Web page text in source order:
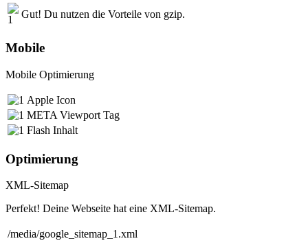
Gut! Du nutzen die Vorteile von gzip.
Mobile
Mobile Optimierung
Apple Icon
META Viewport Tag
Flash Inhalt
Optimierung
XML-Sitemap
Perfekt! Deine Webseite hat eine XML-Sitemap.
/media/google_sitemap_1.xml